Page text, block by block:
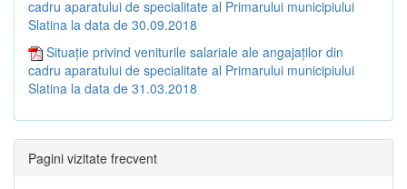
cadru aparatului de specialitate al Primarului municipiului
Slatina la data de 30.09.2018
Situație privind veniturile salariale ale angajaților din
cadru aparatului de specialitate al Primarului municipiului
Slatina la data de 31.03.2018
Pagini vizitate frecvent